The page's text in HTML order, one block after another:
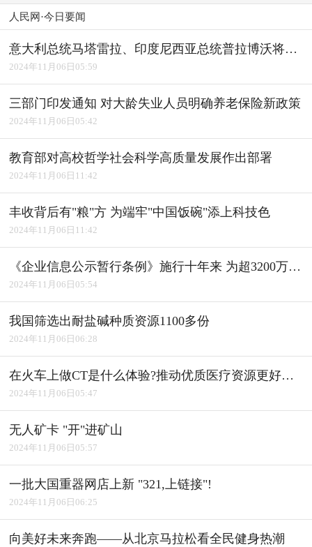
人民网·今日要闻
意大利总统马塔雷拉、印度尼西亚总统普拉博沃将访华
2024年11月06日05:59
三部门印发通知 对大龄失业人员明确养老保险新政策
2024年11月06日05:42
教育部对高校哲学社会科学高质量发展作出部署
2024年11月06日11:42
丰收背后有"粮"方 为端牢"中国饭碗"添上科技色
2024年11月06日11:42
《企业信息公示暂行条例》施行十年来 为超3200万户经营主体修复信用
2024年11月06日05:54
我国筛选出耐盐碱种质资源1100多份
2024年11月06日06:28
在火车上做CT是什么体验?推动优质医疗资源更好惠及基层
2024年11月06日05:47
无人矿卡 "开"进矿山
2024年11月06日05:57
一批大国重器网店上新 "321,上链接"!
2024年11月06日06:25
向美好未来奔跑――从北京马拉松看全民健身热潮